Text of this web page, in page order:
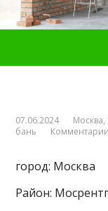
07.06.2024 Москва,
бань
город: Москва
Район: